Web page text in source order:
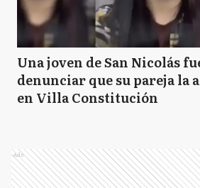
Una joven de San Nicolás
denunciar que su pareja la
en Villa Constitución
Ads